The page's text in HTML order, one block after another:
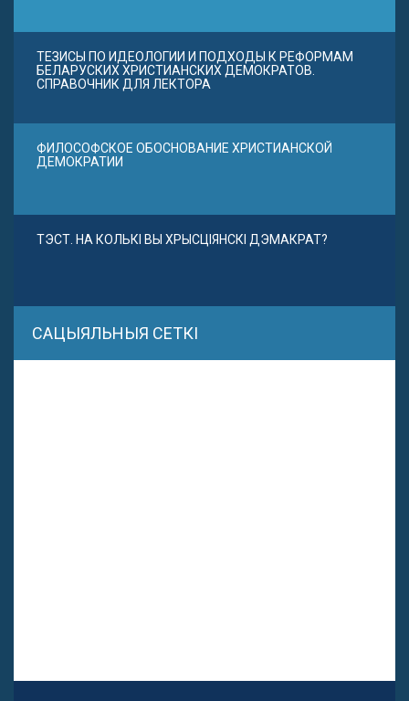
ТЕЗИСЫ ПО ИДЕОЛОГИИ И ПОДХОДЫ К РЕФОРМАМ
БЕЛАРУСКИХ ХРИСТИАНСКИХ ДЕМОКРАТОВ.
СПРАВОЧНИК ДЛЯ ЛЕКТОРА
ФИЛОСОФСКОЕ ОБОСНОВАНИЕ ХРИСТИАНСКОЙ
ДЕМОКРАТИИ
ТЭСТ. НА КОЛЬКІ ВЫ ХРЫСЦІЯНСКІ ДЭМАКРАТ?
САЦЫЯЛЬНЫЯ СЕТКІ